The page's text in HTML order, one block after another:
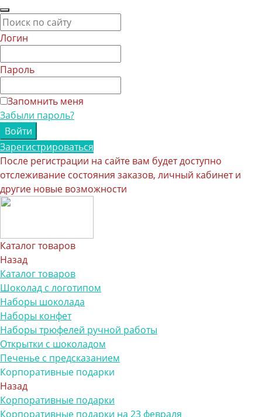
Логин
Пароль
Запомнить меня
Забыли пароль?
Зарегистрироваться
После регистрации на сайте вам будет доступно
отслеживание состояния заказов, личный кабинет и
другие новые возможности
Каталог товаров
Назад
Каталог товаров
Шоколад с логотипом
Наборы шоколада
Наборы конфет
Наборы трюфелей ручной работы
Открытки с шоколадом
Печенье с предсказанием
Корпоративные подарки
Назад
Корпоративные подарки
Корпоративные подарки на 23 февраля